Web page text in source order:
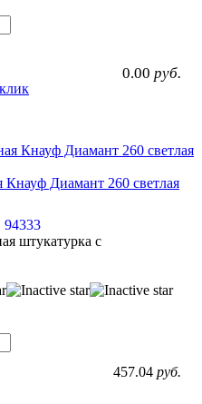
0.00 руб.
Кнауф Диамант 260 светлая
94333
штукатурка с
457.04 руб.